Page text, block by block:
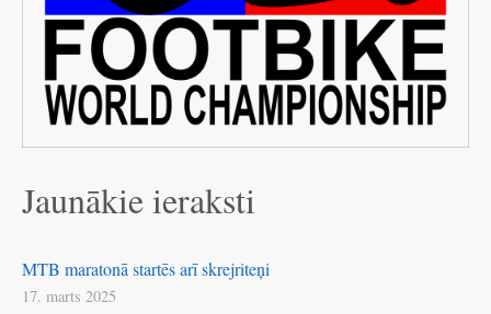
Jaunākie ieraksti
MTB maratonā startēs arī skrejriteņi
17. marts 2025